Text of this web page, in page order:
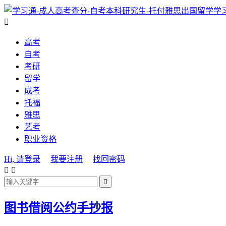
学

高考
自考
考研
留学
成考
托福
雅思
艺考
职业资格
Hi, 请登录 我要注册
找回密码
 

图书借阅公约手抄报